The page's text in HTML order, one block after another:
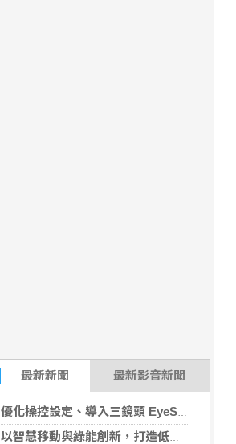
最新新聞 最新影音新聞
優化操控設定、導入三鏡頭 EyeSight 系統 小改款 Toyota GR86 正式登場
以智慧移動與綠能創新，打造低碳永續新價值。和運租車榮獲國家品牌玉山獎！